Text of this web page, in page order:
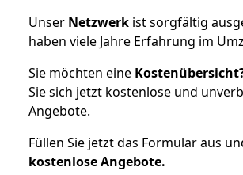
Unser Netzwerk ist sorgfältig
haben viele Jahre Erfahrung im
Sie möchten eine
Sie sich jetzt kostenlose und
Angebote.
Füllen Sie jetzt das Formular aus
kostenloseAngebote.